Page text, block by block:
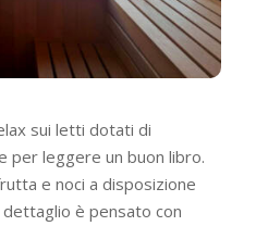
sui letti dotati di
per leggere un buon libro.
e noci a disposizione
è pensato con